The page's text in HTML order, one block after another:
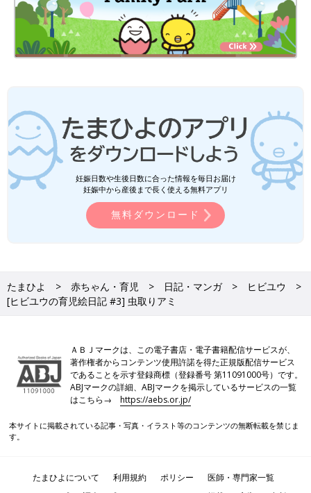
妊娠日数や生後日数に合った情報を毎日お届け
妊娠中から産後まで長く使える無料アプリ
無料ダウンロード
たまひよ 赤ちゃん・育児 日記・マンガ
ヒビユウ
[ヒビユウの育児絵日記 #3] 虫取りアミ
ＡＢＪマークは、この電子書店・電子書籍配信サービスが、
著作権者からコンテンツ使用許諾を得た正規版配信サービス
であることを示す登録商標（登録番号 第11091000号）です。
ABJマークの詳細、ABJマークを掲示しているサービスの一覧
はこちら→https://aebs.or.jp/
本サイトに掲載されている記事・写真・イラスト等のコンテンツの無断転載を禁じま
す。
たまひよについて 利用規約 ポリシー
医師・専門家一覧